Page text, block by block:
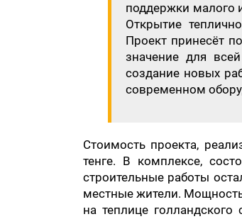
поддержки малого
Открытие
Проект принесёт
значение для
создание новых
современном
Стоимость проекта,
тенге. В комплексе,
строительные работы
местные жители.
на теплице голландского